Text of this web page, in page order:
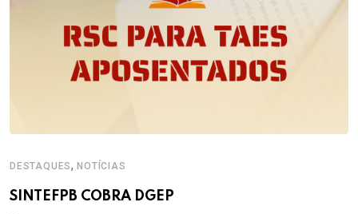
DESTAQUES,NOTÍCIAS
SINTEFPB COBRA DGEP